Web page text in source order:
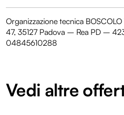
Organizzazione tecnica
47, 35127 Padova – Rea PD –
04845610288
Vedi altre